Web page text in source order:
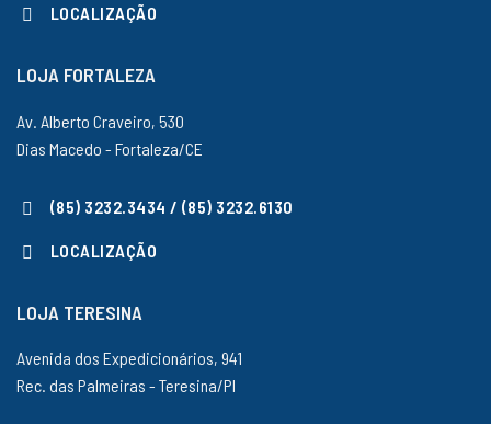
LOCALIZAÇÃO
LOJA FORTALEZA
Av. Alberto Craveiro, 530
Dias Macedo - Fortaleza/CE
(85) 3232.3434 / (85) 3232.6130
LOCALIZAÇÃO
LOJA TERESINA
Avenida dos Expedicionários, 941
Rec. das Palmeiras - Teresina/PI